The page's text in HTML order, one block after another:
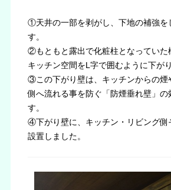
①天井の一部を剥がし、下地の補強を
す。
②もともと露出で化粧柱となっていた
キッチン空間をL字で囲むように下が
③この下がり壁は、キッチンからの煙
側へ流れる事を防ぐ「防煙垂れ壁」の
す。
④下がり壁に、キッチン・リビング側
設置しました。